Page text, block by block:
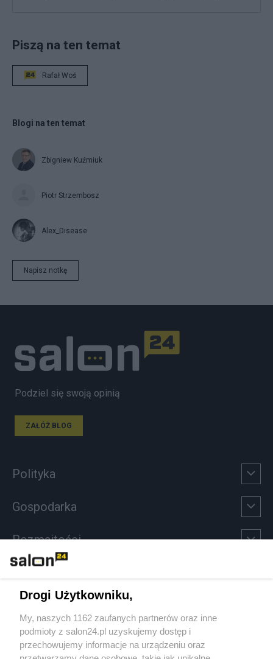
Piszą na ten temat
Rafał Woś
Blogi na ten temat
Zbigniew Kuźmiuk
Piotr Strzembosz
Alex_Disease
Napisz notkę
Podziel się swoją opinią
ZAŁÓŻ BLOG
Polityka
Gospodarka
Rozmaitości
Sport
Społeczeństwo
Drogi Użytkowniku,
My, naszych 1162 zaufanych partnerów oraz inne
podmioty z salon24.pl uzyskujemy dostęp i
przechowujemy informacje na urządzeniu oraz